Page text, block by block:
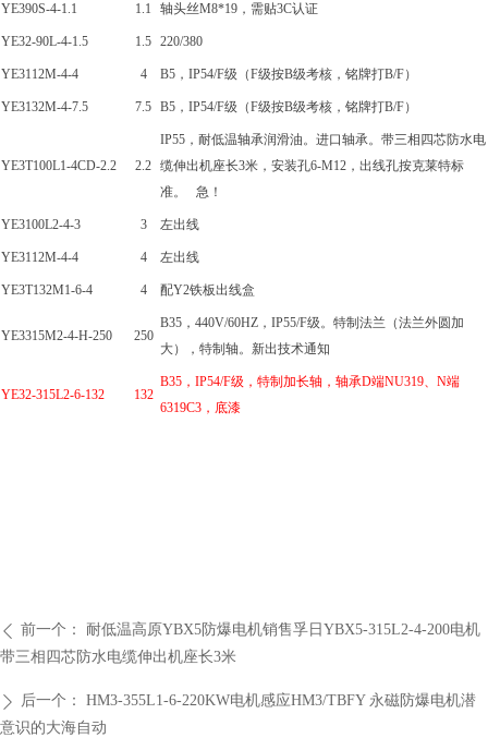
ꄴ 前一个：
耐低温高原YBX5防爆电机销售孚日YBX5-315L2-4-200电机
带三相四芯防水电缆伸出机座长3米
ꄲ 后一个：
HM3-355L1-6-220KW电机感应HM3/TBFY 永磁防爆电机潜
意识的大海自动
YE390S-4-1.1 1.1 轴头丝M8*19，需贴3C认证
YE32-90L-4-1.5 1.5 220/380
YE3112M-4-4 4 B5，IP54/F级（F级按B级考核，铭牌打B/F）
YE3132M-4-7.5 7.5 B5，IP54/F级（F级按B级考核，铭牌打B/F）
YE3T100L1-4CD-2.2 2.2
IP55，耐低温轴承润滑油。进口轴承。带三相四芯防水电
缆伸出机座长3米，安装孔6-M12，出线孔按克莱特标
准。 急！
YE3100L2-4-3 3 左出线
YE3112M-4-4 4 左出线
YE3T132M1-6-4 4 配Y2铁板出线盒
YE3315M2-4-H-250 250
B35，440V/60HZ，IP55/F级。特制法兰（法兰外圆加
大），特制轴。新出技术通知
YE32-315L2-6-132 132
B35，IP54/F级，特制加长轴，轴承D端NU319、N端
6319C3，底漆